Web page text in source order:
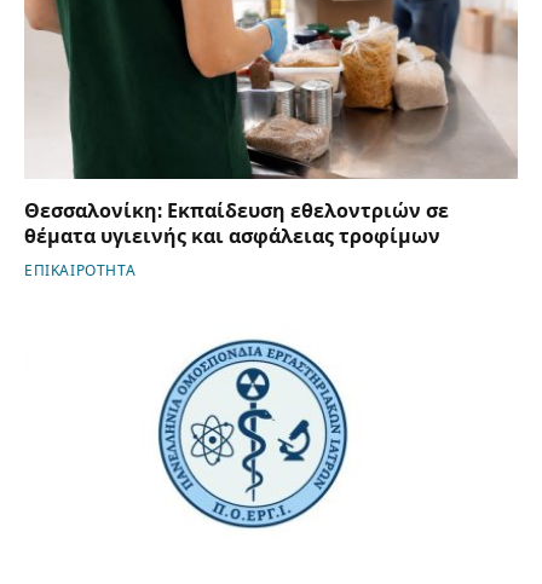
Θεσσαλονίκη: Εκπαίδευση εθελοντριών σε
θέματα υγιεινής και ασφάλειας τροφίμων
ΕΠΙΚΑΙΡΟΤΗΤΑ